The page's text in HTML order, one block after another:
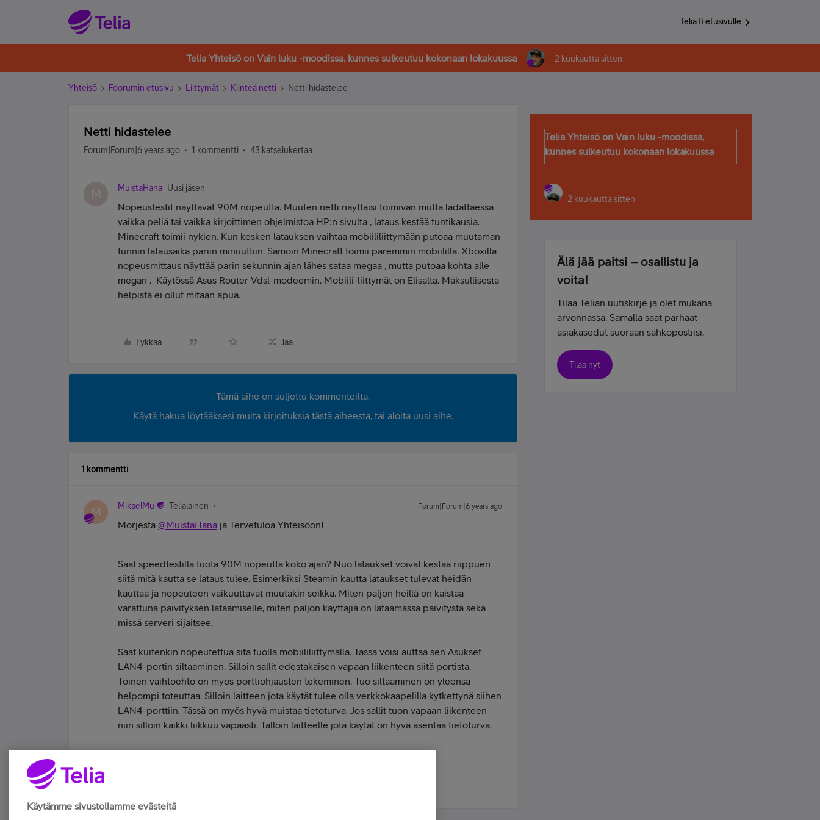
Telia.fi etusivulle
Telia Yhteisö on Vain luku -moodissa, kunnes sulkeutuu kokonaan lokakuussa 2 kuukautta sitten
Yhteisö Foorumin etusivu Liittymät Kiinteä netti Netti hidastelee
Netti hidastelee
Forum|Forum|6 years ago 1 kommentti 43 katselukertaa
M MuistaHana Uusi jäsen
Nopeustestit näyttävät 90M nopeutta. Muuten netti näyttäisi toimivan mutta ladattaessa
vaikka peliä tai vaikka kirjoittimen ohjelmistoa HP:n sivulta , lataus kestää tuntikausia.
Minecraft toimii nykien. Kun kesken latauksen vaihtaa mobiililiittymään putoaa muutaman
tunnin latausaika pariin minuuttiin. Samoin Minecraft toimii paremmin mobiililla. Xboxilla
nopeusmittaus näyttää parin sekunnin ajan lähes sataa megaa , mutta putoaa kohta alle
megan . Käytössä Asus Router Vdsl-modeemin. Mobiili-liittymät on Elisalta. Maksullisesta
helpistä ei ollut mitään apua.
Tykkää Jaa
Tämä aihe on suljettu kommenteilta.
Käytä hakua löytääksesi muita kirjoituksia tästä aiheesta, tai aloita uusi aihe.
1 kommentti
M MikaelMu Telialainen Forum|Forum|6 years ago
Morjesta @MuistaHana ja Tervetuloa Yhteisöön!
Saat speedtestillä tuota 90M nopeutta koko ajan? Nuo lataukset voivat kestää riippuen
siitä mitä kautta se lataus tulee. Esimerkiksi Steamin kautta lataukset tulevat heidän
kauttaa ja nopeuteen vaikuuttavat muutakin seikka. Miten paljon heillä on kaistaa
varattuna päivityksen lataamiselle, miten paljon käyttäjiä on lataamassa päivitystä sekä
missä serveri sijaitsee.
Saat kuitenkin nopeutettua sitä tuolla mobiililiittymällä. Tässä voisi auttaa sen Asukset
LAN4-portin siltaaminen. Silloin sallit edestakaisen vapaan liikenteen siitä portista.
Toinen vaihtoehto on myös porttiohjausten tekeminen. Tuo siltaaminen on yleensä
helpompi toteuttaa. Silloin laitteen jota käytät tulee olla verkkokaapelilla kytkettynä siihen
LAN4-porttiin. Tässä on myös hyvä muistaa tietoturva. Jos sallit tuon vapaan liikenteen
niin silloin kaikki liikkuu vapaasti. Tällöin laitteelle jota käytät on hyvä asentaa tietoturva.
Telia Yhteisö on Vain luku -moodissa,
kunnes sulkeutuu kokonaan lokakuussa
2 kuukautta sitten
Älä jää paitsi – osallistu ja
voita!
Tilaa Telian uutiskirje ja olet mukana
arvonnassa. Samalla saat parhaat
asiakasedut suoraan sähköpostiisi.
Tilaa nyt
Käytämme sivustollamme evästeitä